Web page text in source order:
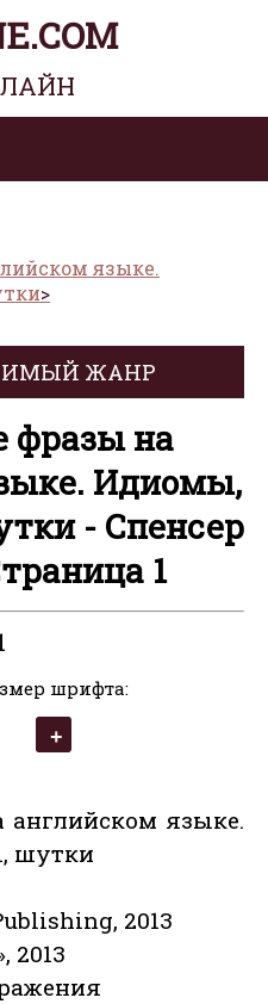
языке.
ЖАНР
фразы на
Идиомы,
- Спенсер
1
шрифта:
языке.
шутки
2013
2013